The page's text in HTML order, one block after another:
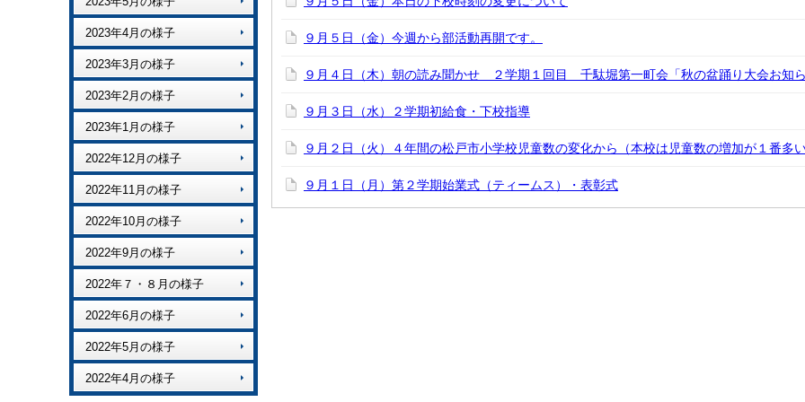
2023年4月の様子
2023年3月の様子
2023年2月の様子
2023年1月の様子
2022年12月の様子
2022年11月の様子
2022年10月の様子
2022年9月の様子
2022年７・８月の様子
2022年6月の様子
2022年5月の様子
2022年4月の様子
９月５日（金）今週から部活動再開です。
９月４日（木）朝の読み聞かせ ２学期１回目 千駄堀第一町会「秋の盆踊り大会お知ら
９月３日（水）２学期初給食・下校指導
９月２日（火）４年間の松戸市小学校児童数の変化から（本校は児童数の増加が１番多い
９月１日（月）第２学期始業式（ティームス）・表彰式